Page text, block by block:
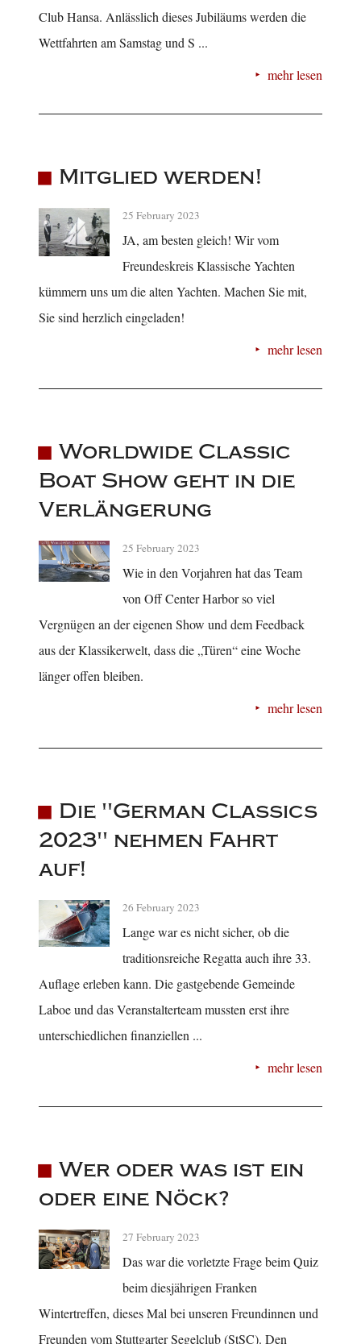
Club Hansa. Anlässlich dieses Jubiläums werden die
Wettfahrten am Samstag und S ...
mehr lesen
Mitglied werden!
25 February 2023
JA, am besten gleich! Wir vom
Freundeskreis Klassische Yachten
kümmern uns um die alten Yachten. Machen Sie mit,
Sie sind herzlich eingeladen!
mehr lesen
Worldwide Classic
Boat Show geht in die
Verlängerung
25 February 2023
Wie in den Vorjahren hat das Team
von Off Center Harbor so viel
Vergnügen an der eigenen Show und dem Feedback
aus der Klassikerwelt, dass die „Türen“ eine Woche
länger offen bleiben.
mehr lesen
Die "German Classics
2023" nehmen Fahrt
auf!
26 February 2023
Lange war es nicht sicher, ob die
traditionsreiche Regatta auch ihre 33.
Auflage erleben kann. Die gastgebende Gemeinde
Laboe und das Veranstalterteam mussten erst ihre
unterschiedlichen finanziellen ...
mehr lesen
Wer oder was ist ein
oder eine Nöck?
27 February 2023
Das war die vorletzte Frage beim Quiz
beim diesjährigen Franken
Wintertreffen, dieses Mal bei unseren Freundinnen und
Freunden vom Stuttgarter Segelclub (StSC). Den